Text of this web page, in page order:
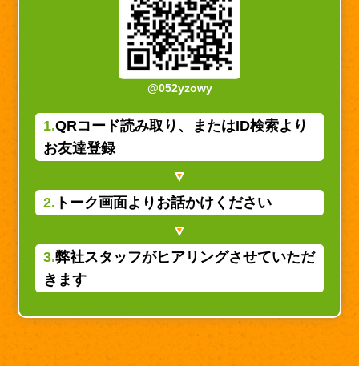
@052yzowy
1.QRコード読み取り、またはID検索より
お友達登録
2. トーク画面よりお話かけください
3.弊社スタッフがヒアリングさせていただ
きます